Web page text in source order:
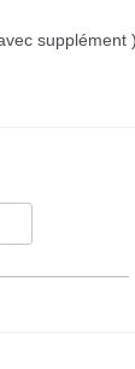
supplément )